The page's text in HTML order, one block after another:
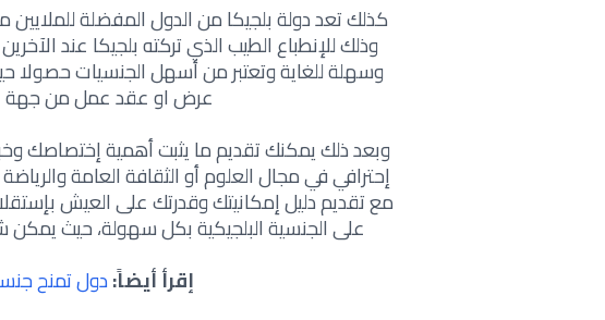
كذلك تعد دولة بلجيكا من الدول المفضلة
وذلك للإنطباع الطيب الذي تركته بلجيكا عند
وسهلة للغاية وتعتبر من أسهل الجنسيات حصولا
عرض او عقد عمل من جهة
وبعد ذلك يمكنك تقديم ما يثبت أهمية إختصاصك
مع تقديم دليل إمكانيتك وقدرتك على العيش
على الجنسية البلجيكية بكل سهولة، حيث يمكن شراء جنسيات
إقرأ أيضاً:دول تمنح